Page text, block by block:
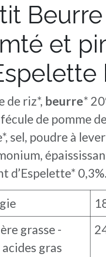
et
de riz*, beurre*
de pomme
sel, poudre à
d’Espelette* 0,3%.
grasse -
gras